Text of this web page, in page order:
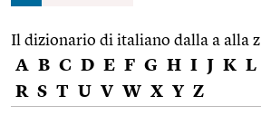
Il dizionario di italiano dalla a alla z
A B C D E F G H I J K L
R S T U V W X Y Z